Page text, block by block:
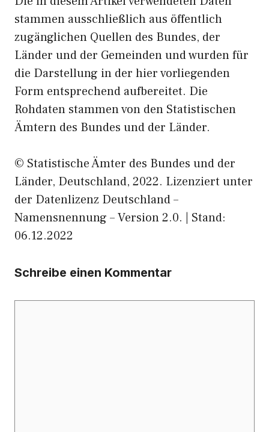
stammen ausschließlich aus öffentlich
zugänglichen Quellen des Bundes, der
Länder und der Gemeinden und wurden für
die Darstellung in der hier vorliegenden
Form entsprechend aufbereitet. Die
Rohdaten stammen von den Statistischen
Ämtern des Bundes und der Länder.
© Statistische Ämter des Bundes und der
Länder, Deutschland, 2022. Lizenziert unter
der Datenlizenz Deutschland –
Namensnennung – Version 2.0. | Stand:
06.12.2022
Schreibe einen Kommentar